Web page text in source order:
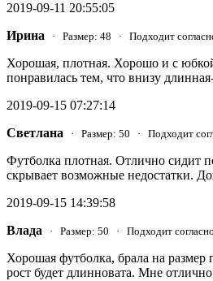
2019-09-11 20:55:05
Ирина · Размер: 48 · Подходит
Хорошая, плотная. Хорошо и с
понравилась тем, что внизу
2019-09-15 07:27:14
Светлана · Размер: 50 · Подходит
Футболка плотная. Отлично сидит
скрывает возможные недостатки.
2019-09-15 14:39:58
Влада · Размер: 50 · Подходит
Хорошая футболка, брала на
рост будет длинновата. Мне